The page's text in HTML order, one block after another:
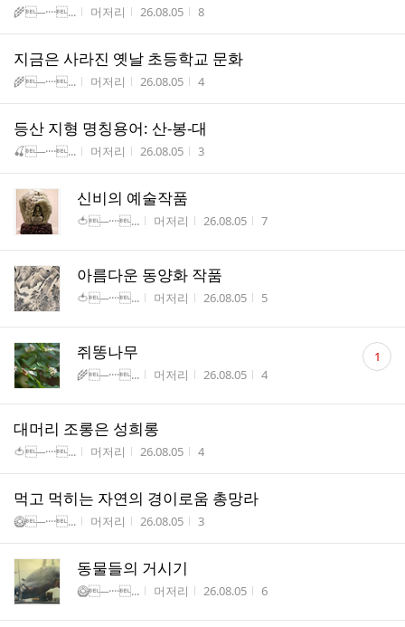
게시판명
🌾─····... 작성자
머저리 작성시간
26.08.05 조회수
8
지금은 사라진 옛날 초등학교 문화
게시판명
🌾─····... 작성자
머저리 작성시간
26.08.05 조회수
4
등산 지형 명칭용어: 산-봉-대
게시판명
🍒─····... 작성자
머저리 작성시간
26.08.05 조회수
3
신비의 예술작품
게시판명
🍅─····... 작성자
머저리 작성시간
26.08.05 조회수
7
아름다운 동양화 작품
게시판명
🍅─····... 작성자
머저리 작성시간
26.08.05 조회수
5
쥐똥나무
게시판명
🌾─····... 작성자
머저리 작성시간
26.08.05 조회수
4
댓
글 1
대머리 조롱은 성희롱
게시판명
🍅─····... 작성자
머저리 작성시간
26.08.05 조회수
4
먹고 먹히는 자연의 경이로움 총망라
게시판명
🥝─····... 작성자
머저리 작성시간
26.08.05 조회수
3
동물들의 거시기
게시판명
🥝─····... 작성자
머저리 작성시간
26.08.05 조회수
6